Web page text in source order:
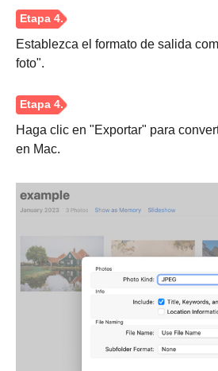
Paso 1.
Paso 2.
Establezca el formato de salida
foto".
Haga clic en "Exportar" para
en Mac.